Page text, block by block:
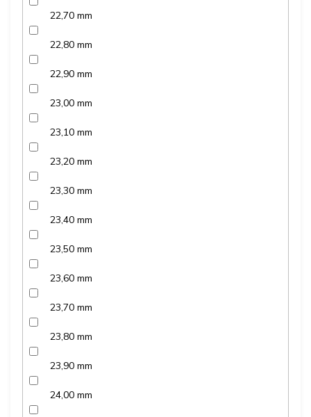
22,70 mm
22,80 mm
22,90 mm
23,00 mm
23,10 mm
23,20 mm
23,30 mm
23,40 mm
23,50 mm
23,60 mm
23,70 mm
23,80 mm
23,90 mm
24,00 mm